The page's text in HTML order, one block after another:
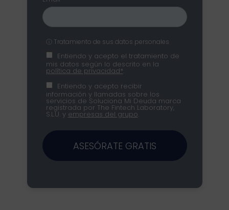
ⓘ Tratamiento de sus datos personales
Entiendo y acepto el tratamiento de
mis datos según lo descrito en la
política de privacidad*
Entiendo y acepto recibir
información y llamadas sobre los
servicios de Soluciona Mi Deuda marca
registrada por The Fintech Laboratory,
S.L.U. y empresas del grupo
ASESÓRATE GRATIS